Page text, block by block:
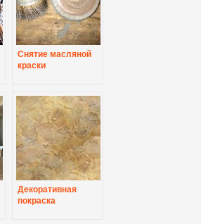
Снятие масляной
краски
Декоративная
покраска